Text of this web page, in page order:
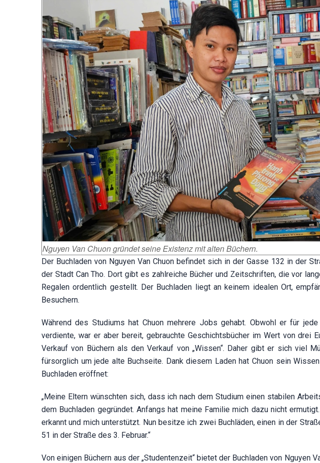
Nguyen Van Chuon gründet seine Existenz mit alten Büchern.
Der Buchladen von Nguyen Van Chuon befindet sich in der Gasse 132 in der
der Stadt Can Tho. Dort gibt es zahlreiche Bücher und Zeitschriften, die vor
Regalen ordentlich gestellt. Der Buchladen liegt an keinem idealen Ort,
Besuchern.
Während des Studiums hat Chuon mehrere Jobs gehabt. Obwohl er für
verdiente, war er aber bereit, gebrauchte Geschichtsbücher im Wert von drei
Verkauf von Büchern als den Verkauf von „Wissen“. Daher gibt er sich viel
fürsorglich um jede alte Buchseite. Dank diesem Laden hat Chuon sein
Buchladen eröffnet:
„Meine Eltern wünschten sich, dass ich nach dem Studium einen stabilen
dem Buchladen gegründet. Anfangs hat meine Familie mich dazu nicht
erkannt und mich unterstützt. Nun besitze ich zwei Buchläden, einen in der
51 in der Straße des 3. Februar.“
Von einigen Büchern aus der „Studentenzeit“ bietet der Buchladen von Nguyen